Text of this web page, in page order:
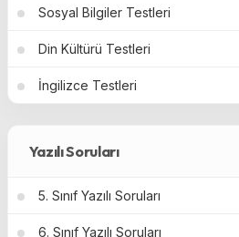
Sosyal Bilgiler Testleri
Din Kültürü Testleri
İngilizce Testleri
Yazılı Soruları
5. Sınıf Yazılı Soruları
6. Sınıf Yazılı Soruları